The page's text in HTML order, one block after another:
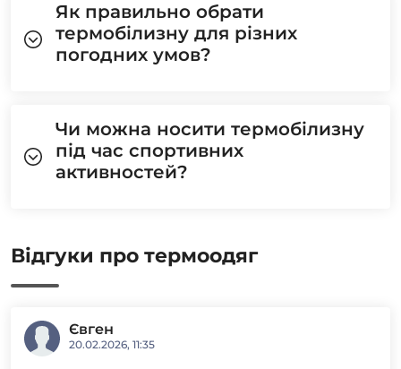
Як правильно обрати
термобілизну для різних
погодних умов?
Чи можна носити термобілизну
під час спортивних
активностей?
Відгуки про термоодяг
Євген
20.02.2026, 11:35